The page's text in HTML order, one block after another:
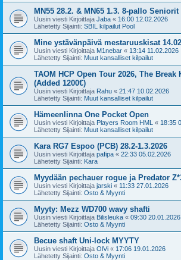
MN55 28.2. & MN65 1.3. 8-pallo
Uusin viesti Kirjoittaja Jaba « 16:00 12.02.2026
Lähetetty Sijainti: SBIL kilpailut Pool
Mine ystävänpäivä mestaruuskisat 14.02
Uusin viesti Kirjoittaja M1nebar « 13:14 11.02.2026
Lähetetty Sijainti: Muut kansalliset kilpailut
TAOM HCP Open Tour 2026, The Break
(Added 1200€)
Uusin viesti Kirjoittaja Rahu « 21:47 10.02.2026
Lähetetty Sijainti: Muut kansalliset kilpailut
Hämeenlinna One Pocket Open
Uusin viesti Kirjoittaja Players Room HML « 18:35
Lähetetty Sijainti: Muut kansalliset kilpailut
Kara RG7 Espoo (PCB) 28.2-1.3.2026
Uusin viesti Kirjoittaja pafipa « 22:33 05.02.2026
Lähetetty Sijainti: Kara
Myydään pechauer rogue ja Predator
Uusin viesti Kirjoittaja jarski « 11:33 27.01.2026
Lähetetty Sijainti: Osto & Myynti
Myyty: Mezz WD700 wavy shafti
Uusin viesti Kirjoittaja Bilisleuka « 09:30 20.01.2026
Lähetetty Sijainti: Osto & Myynti
Becue shaft Uni-lock MYYTY
Uusin viesti Kirjoittaja OlVi « 17:06 19.01.2026
Lähetetty Sijainti: Osto & Myynti